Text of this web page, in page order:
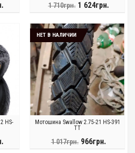
1 710грн. 1 624грн.
HS-
НЕТ В НАЛИЧИИ
Мотошина Swallow 2.75-21 HS-391
TT
1 017грн. 966грн.